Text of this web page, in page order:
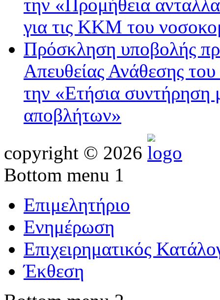
την «Προμήθεια
για τις ΚΚΜ του
Πρόσκληση υποβολής
Απευθείας Ανάθεσης
την «Eτήσια συντήρηση
αποβλήτων»
copyright © 2026
Bottom menu 1
Επιμελητήριο
Ενημέρωση
Επιχειρηματικός
Έκθεση